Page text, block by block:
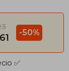
-50%
✅